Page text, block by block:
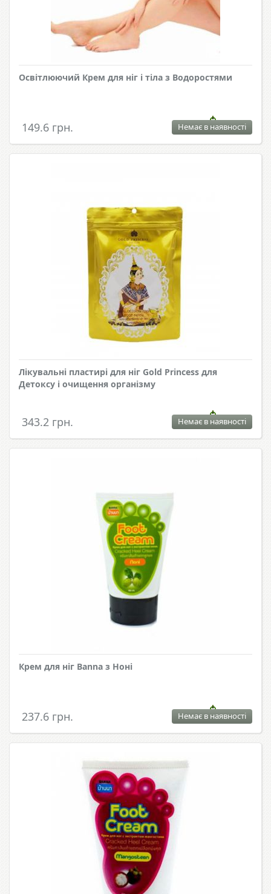
Освітлюючий Крем для ніг і тіла з Водоростями
149.6 грн. Немає в наявності
Лікувальні пластирі для ніг Gold Princess для
Детоксу і очищення організму
343.2 грн. Немає в наявності
Крем для ніг Banna з Ноні
237.6 грн. Немає в наявності